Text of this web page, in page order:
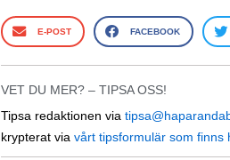
E-POST FACEBOOK
VET DU MER? – TIPSA OSS!
Tipsa redaktionen via
krypterat via vårt tipsformulär som finns